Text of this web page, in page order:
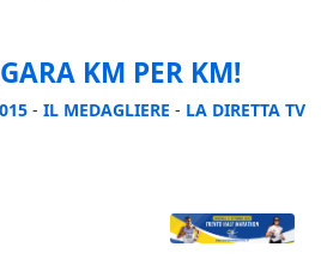
KM PER KM!
- IL MEDAGLIERE - LA DIRETTA TV